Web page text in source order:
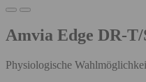
Amvia Edge DR-
Physiologische